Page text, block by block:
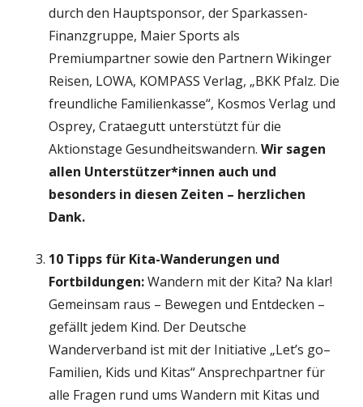
durch den Hauptsponsor, der Sparkassen-
Finanzgruppe, Maier Sports als
Premiumpartner sowie den Partnern Wikinger
Reisen, LOWA, KOMPASS Verlag, „BKK Pfalz. Die
freundliche Familienkasse“, Kosmos Verlag und
Osprey, Crataegutt unterstützt für die
Aktionstage Gesundheitswandern. Wir sagen
allen Unterstützer*innen auch und
besonders in diesen Zeiten – herzlichen
Dank.
10 Tipps für Kita-Wanderungen und
Fortbildungen:Wandern mit der Kita? Na klar!
Gemeinsam raus – Bewegen und Entdecken –
gefällt jedem Kind. Der Deutsche
Wanderverband ist mit der Initiative „Let’s go–
Familien, Kids und Kitas“ Ansprechpartner für
alle Fragen rund ums Wandern mit Kitas und